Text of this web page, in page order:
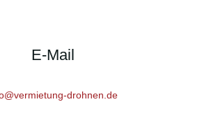
E-Mail
drohnen.de